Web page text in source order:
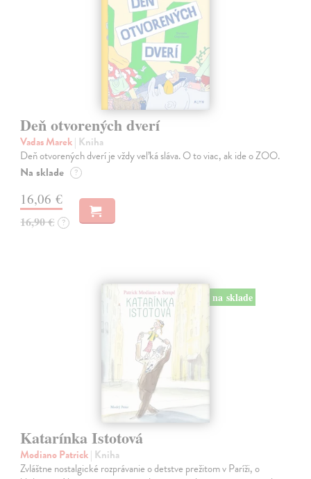
Deň otvorených dverí
Vadas Marek| Kniha
Deň otvorených dverí je vždy veľká sláva. O to viac, ak ide o ZOO.
Na sklade ?
16,06 €
16,90 € ?
na sklade
Katarínka Istotová
Modiano Patrick| Kniha
Zvláštne nostalgické rozprávanie o detstve prežitom v Paríži, o